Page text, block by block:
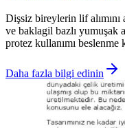
Dişsiz bireylerin lif
ve baklagil bazlı yumuşak
protez kullanımı beslenme
Daha fazla bilgi edinin